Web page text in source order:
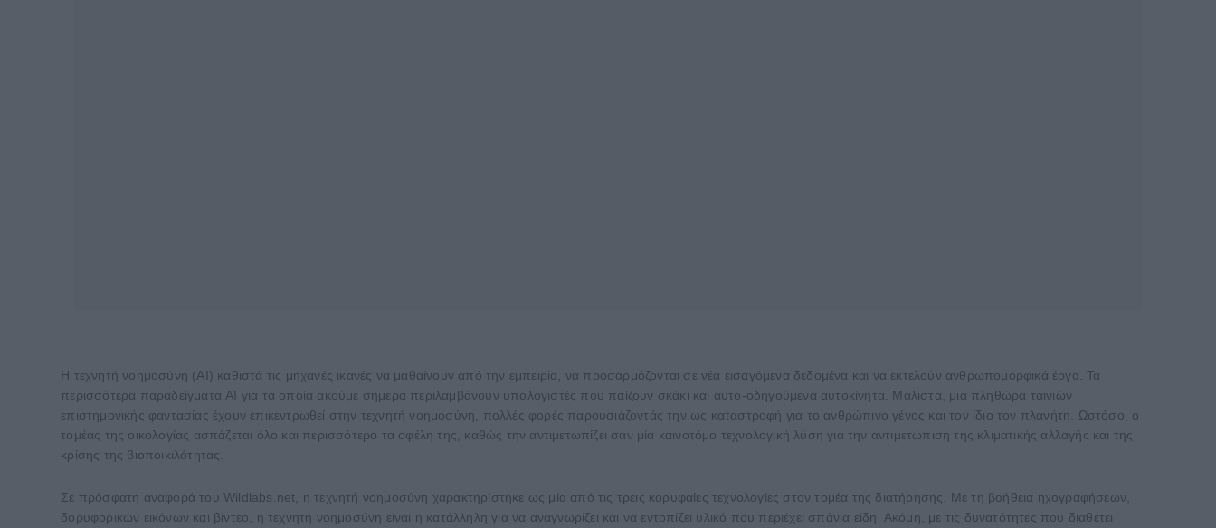
Η τεχνητή νοημοσύνη (ΑΙ) καθιστά τις μηχανές ικανές να μαθαίνουν από την εμπειρία, να προσαρμόζονται σε νέα εισαγόμενα δεδομένα και να εκτελούν ανθρωπομορφικά έργα. Τα
περισσότερα παραδείγματα AI για τα οποία ακούμε σήμερα περιλαμβάνουν υπολογιστές που παίζουν σκάκι και αυτο-οδηγούμενα αυτοκίνητα. Μάλιστα, μια πληθώρα ταινιών
επιστημονικής φαντασίας έχουν επικεντρωθεί στην τεχνητή νοημοσύνη, πολλές φορές παρουσιάζοντάς την ως καταστροφή για το ανθρώπινο γένος και τον ίδιο τον πλανήτη. Ωστόσο, ο
τομέας της οικολογίας ασπάζεται όλο και περισσότερο τα οφέλη της, καθώς την αντιμετωπίζει σαν μία καινοτόμο τεχνολογική λύση για την αντιμετώπιση της κλιματικής αλλαγής και της
κρίσης της βιοποικιλότητας.
Σε πρόσφατη αναφορά του Wildlabs.net, η τεχνητή νοημοσύνη χαρακτηρίστηκε ως μία από τις τρεις κορυφαίες τεχνολογίες στον τομέα της διατήρησης. Με τη βοήθεια ηχογραφήσεων,
δορυφορικών εικόνων και βίντεο, η τεχνητή νοημοσύνη είναι η κατάλληλη για να αναγνωρίζει και να εντοπίζει υλικό που περιέχει σπάνια είδη. Ακόμη, με τις δυνατότητες που διαθέτει